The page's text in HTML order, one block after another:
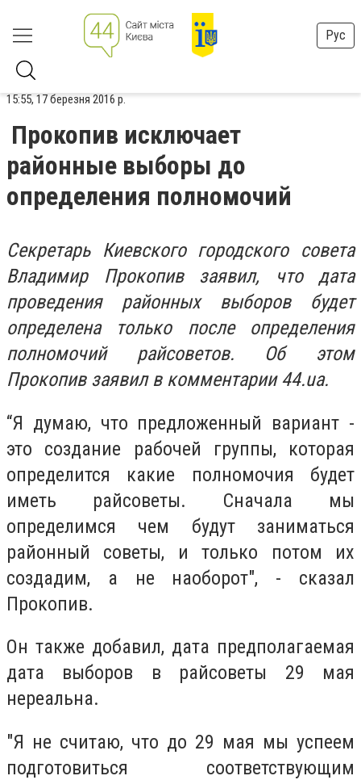
Рус
15:55, 17 березня 2016 р.
Прокопив исключает
районные выборы до
определения полномочий
Секретарь Киевского городского совета
Владимир Прокопив заявил, что дата
проведения районных выборов будет
определена только после определения
полномочий райсоветов. Об этом
Прокопив заявил в комментарии 44.ua.
“Я думаю, что предложенный вариант -
это создание рабочей группы, которая
определится какие полномочия будет
иметь райсоветы. Сначала мы
определимся чем будут заниматься
районный советы, и только потом их
создадим, а не наоборот", - сказал
Прокопив.
Он также добавил, дата предполагаемая
дата выборов в райсоветы 29 мая
нереальна.
"Я не считаю, что до 29 мая мы успеем
подготовиться соответствующим